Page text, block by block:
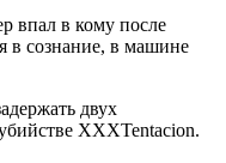
впал в кому после
в сознание, в машине
двух
XXXTentacion.